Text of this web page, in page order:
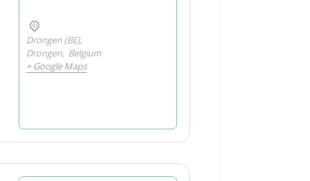
Drongen (BE),
Drongen, Belgium
+ Google Maps